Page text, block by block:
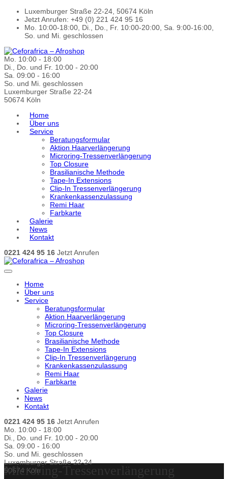
Luxemburger Straße 22-24, 50674 Köln
Jetzt Anrufen: +49 (0) 221 424 95 16
Mo. 10:00-18:00, Di., Do., Fr. 10:00-20:00, Sa. 9:00-16:00,
So. und Mi. geschlossen
Mo. 10:00 - 18:00
Di., Do. und Fr. 10:00 - 20:00
Sa. 09:00 - 16:00
So. und Mi. geschlossen
Luxemburger Straße 22-24
50674 Köln
Home
Über uns
Service
Beratungsformular
Aktion Haarverlängerung
Microring-Tressenverlängerung
Top Closure
Brasilianische Methode
Tape-In Extensions
Clip-In Tressenverlängerung
Krankenkassenzulassung
Remi Haar
Farbkarte
Galerie
News
Kontakt
0221 424 95 16 Jetzt Anrufen
Home
Über uns
Service
Beratungsformular
Aktion Haarverlängerung
Microring-Tressenverlängerung
Top Closure
Brasilianische Methode
Tape-In Extensions
Clip-In Tressenverlängerung
Krankenkassenzulassung
Remi Haar
Farbkarte
Galerie
News
Kontakt
0221 424 95 16 Jetzt Anrufen
Mo. 10:00 - 18:00
Di., Do. und Fr. 10:00 - 20:00
Sa. 09:00 - 16:00
So. und Mi. geschlossen
Luxemburger Straße 22-24
50674 Köln
Microring-Tressenverlängerung